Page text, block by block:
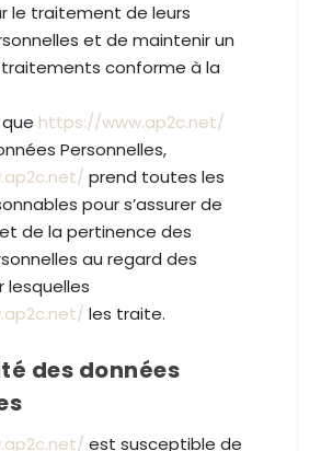
le traitement de leurs
et de maintenir un
conforme à la
https://www.ap2c.net/
Personnelles,
prend toutes les
pour s’assurer de
de la pertinence des
au regard des
lesquelles
les traite.
des données
est susceptible de